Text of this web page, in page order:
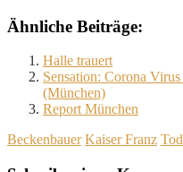
Ähnliche Beiträge:
Halle trauert
Sensation: Corona
(München)
Report München
Beckenbauer Kaiser Franz Tod